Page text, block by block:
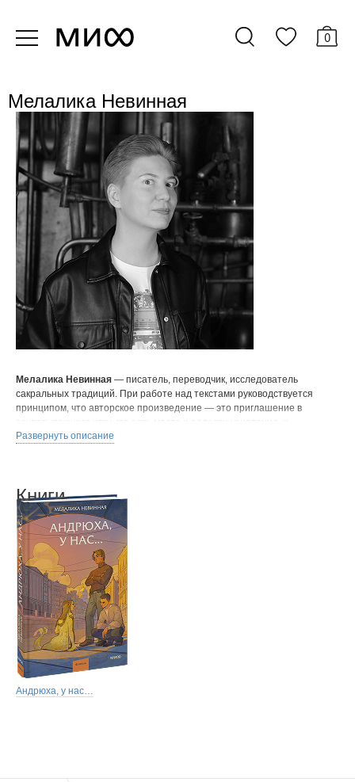
0
Мелалика Невинная
Мелалика Невинная — писатель, переводчик, исследователь
сакральных традиций. При работе над текстами руководствуется
принципом, что авторское произведение — это приглашение в
открытию нового, а также на прогулку, в которой локации
Развернуть описание
Книги
Андрюха, у нас…